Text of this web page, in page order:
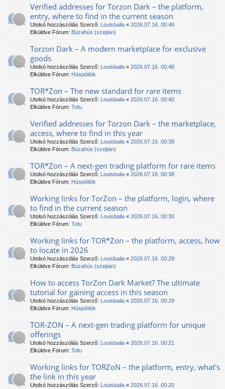
Verified addresses for Torzon Dark – the platform,
entry, where to find in the current season
Utolsó hozzászólás Szerző: Louisbaila « 2026.07.16. 00:48
Elküldve Fórum: Búzahús (szejtán)
Torzon Dark – A modern marketplace for exclusive
goods
Utolsó hozzászólás Szerző: Louisbaila « 2026.07.16. 00:48
Elküldve Fórum: Húspótlók
TOR*Zon – The new standard for rare items
Utolsó hozzászólás Szerző: Louisbaila « 2026.07.16. 00:40
Elküldve Fórum: Tofu
Verified addresses for Torzon Dark – the marketplace,
access, where to find in this year
Utolsó hozzászólás Szerző: Louisbaila « 2026.07.16. 00:39
Elküldve Fórum: Búzahús (szejtán)
TOR*Zon – A next-gen trading platform for rare items
Utolsó hozzászólás Szerző: Louisbaila « 2026.07.16. 00:38
Elküldve Fórum: Húspótlók
Working links for TorZon – the platform, login, where
to find in the current season
Utolsó hozzászólás Szerző: Louisbaila « 2026.07.16. 00:30
Elküldve Fórum: Tofu
Working links for TOR*Zon – the platform, access, how
to locate in 2026
Utolsó hozzászólás Szerző: Louisbaila « 2026.07.16. 00:29
Elküldve Fórum: Búzahús (szejtán)
How to access TorZon Dark Market? The ultimate
tutorial for gaining access in this season
Utolsó hozzászólás Szerző: Louisbaila « 2026.07.16. 00:29
Elküldve Fórum: Húspótlók
TOR-ZON – A next-gen trading platform for unique
offerings
Utolsó hozzászólás Szerző: Louisbaila « 2026.07.16. 00:21
Elküldve Fórum: Tofu
Working links for TORZoN – the platform, entry, what's
the link in this year
Utolsó hozzászólás Szerző: Louisbaila « 2026.07.16. 00:20